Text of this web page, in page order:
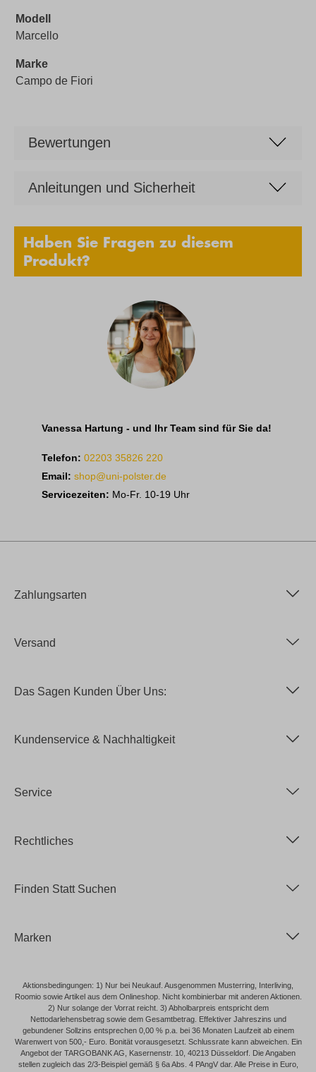
Modell
Marcello
Marke
Campo de Fiori
Bewertungen
Anleitungen und Sicherheit
Haben Sie Fragen zu diesem
Produkt?
Vanessa Hartung - und Ihr Team sind für Sie da!
Telefon: 02203 35826 220
Email: shop@uni-polster.de
Servicezeiten: Mo-Fr. 10-19 Uhr
Zahlungsarten
Versand
Das Sagen Kunden Über Uns:
Kundenservice & Nachhaltigkeit
Service
Rechtliches
Finden Statt Suchen
Marken
Aktionsbedingungen: 1) Nur bei Neukauf. Ausgenommen Musterring, Interliving,
Roomio sowie Artikel aus dem Onlineshop. Nicht kombinierbar mit anderen Aktionen.
2) Nur solange der Vorrat reicht. 3) Abholbarpreis entspricht dem
Nettodarlehensbetrag sowie dem Gesamtbetrag. Effektiver Jahreszins und
gebundener Sollzins entsprechen 0,00 % p.a. bei 36 Monaten Laufzeit ab einem
Warenwert von 500,- Euro. Bonität vorausgesetzt. Schlussrate kann abweichen. Ein
Angebot der TARGOBANK AG, Kasernenstr. 10, 40213 Düsseldorf. Die Angaben
stellen zugleich das 2/3-Beispiel gemäß § 6a Abs. 4 PAngV dar. Alle Preise in Euro,